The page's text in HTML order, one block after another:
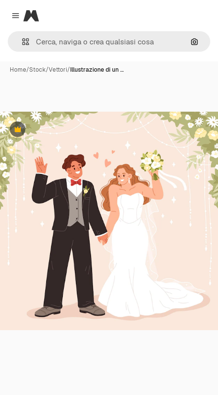
Close menu
Magnific
Cerca
Home/Stock/Vettori/Illustrazione di un …
Premium